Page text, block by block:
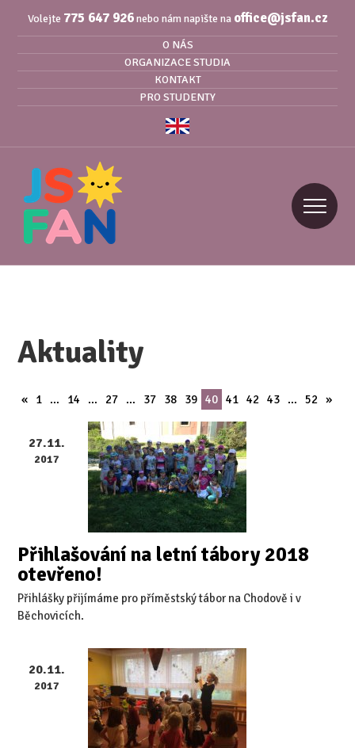
Volejte 775 647 926nebo nám napište na office@jsfan.cz
O NÁS
ORGANIZACE STUDIA
KONTAKT
PRO STUDENTY
Aktuality
« 1 … 14 … 27 … 37 38 39 40 41 42 43 … 52 »
27.11.
2017
Přihlašování na letní tábory 2018
otevřeno!
Přihlášky přijímáme pro příměstský tábor na Chodově i v
Běchovicích.
20.11.
2017